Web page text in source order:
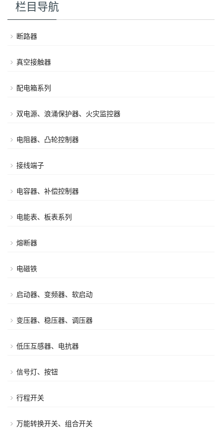
栏目导航
断路器
真空接触器
配电箱系列
双电源、浪涌保护器、火灾监控器
电阻器、凸轮控制器
接线端子
电容器、补偿控制器
电能表、板表系列
熔断器
电磁铁
启动器、变频器、软启动
变压器、稳压器、调压器
低压互感器、电抗器
信号灯、按钮
行程开关
万能转换开关、组合开关